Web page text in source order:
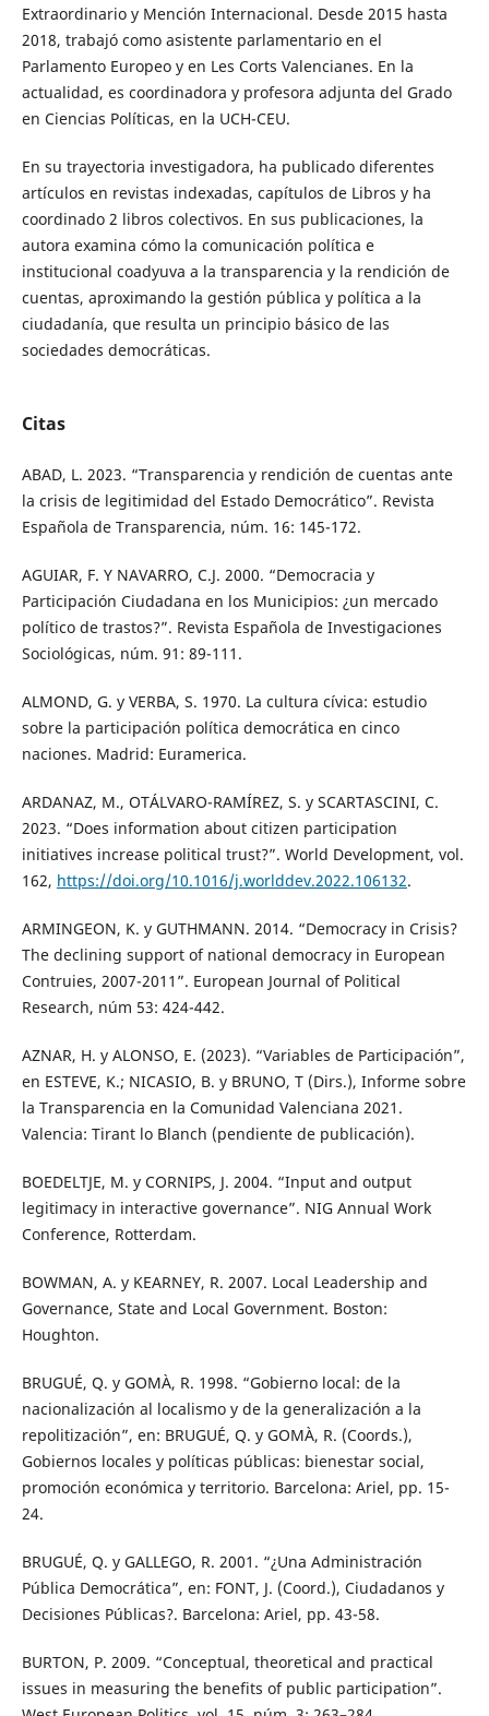
Extraordinario y Mención Internacional. Desde 2015 hasta
2018, trabajó como asistente parlamentario en el
Parlamento Europeo y en Les Corts Valencianes. En la
actualidad, es coordinadora y profesora adjunta del Grado
en Ciencias Políticas, en la UCH-CEU.
En su trayectoria investigadora, ha publicado diferentes
artículos en revistas indexadas, capítulos de Libros y ha
coordinado 2 libros colectivos. En sus publicaciones, la
autora examina cómo la comunicación política e
institucional coadyuva a la transparencia y la rendición de
cuentas, aproximando la gestión pública y política a la
ciudadanía, que resulta un principio básico de las
sociedades democráticas.
Citas
ABAD, L. 2023. “Transparencia y rendición de cuentas ante
la crisis de legitimidad del Estado Democrático”. Revista
Española de Transparencia, núm. 16: 145-172.
AGUIAR, F. Y NAVARRO, C.J. 2000. “Democracia y
Participación Ciudadana en los Municipios: ¿un mercado
político de trastos?”. Revista Española de Investigaciones
Sociológicas, núm. 91: 89-111.
ALMOND, G. y VERBA, S. 1970. La cultura cívica: estudio
sobre la participación política democrática en cinco
naciones. Madrid: Euramerica.
ARDANAZ, M., OTÁLVARO-RAMÍREZ, S. y SCARTASCINI, C.
2023. “Does information about citizen participation
initiatives increase political trust?”. World Development, vol.
162, https://doi.org/10.1016/j.worlddev.2022.106132.
ARMINGEON, K. y GUTHMANN. 2014. “Democracy in Crisis?
The declining support of national democracy in European
Contruies, 2007-2011”. European Journal of Political
Research, núm 53: 424-442.
AZNAR, H. y ALONSO, E. (2023). “Variables de Participación”,
en ESTEVE, K.; NICASIO, B. y BRUNO, T (Dirs.), Informe sobre
la Transparencia en la Comunidad Valenciana 2021.
Valencia: Tirant lo Blanch (pendiente de publicación).
BOEDELTJE, M. y CORNIPS, J. 2004. “Input and output
legitimacy in interactive governance”. NIG Annual Work
Conference, Rotterdam.
BOWMAN, A. y KEARNEY, R. 2007. Local Leadership and
Governance, State and Local Government. Boston:
Houghton.
BRUGUÉ, Q. y GOMÀ, R. 1998. “Gobierno local: de la
nacionalización al localismo y de la generalización a la
repolitización”, en: BRUGUÉ, Q. y GOMÀ, R. (Coords.),
Gobiernos locales y políticas públicas: bienestar social,
promoción económica y territorio. Barcelona: Ariel, pp. 15-
24.
BRUGUÉ, Q. y GALLEGO, R. 2001. “¿Una Administración
Pública Democrática”, en: FONT, J. (Coord.), Ciudadanos y
Decisiones Públicas?. Barcelona: Ariel, pp. 43-58.
BURTON, P. 2009. “Conceptual, theoretical and practical
issues in measuring the benefits of public participation”.